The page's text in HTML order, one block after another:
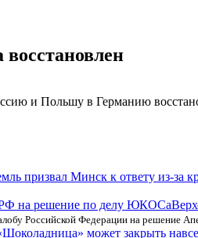
и Польшу в Германию
призвал Минск к ответу из-за
Российской Федерации на решение
может закрыть